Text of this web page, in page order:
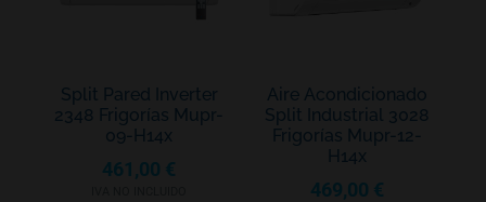
Split Pared Inverter
2348 Frigorías Mupr-
09-H14x
461,00 €
Aire Acondicionado
Split Industrial 3028
Frigorías Mupr-12-
H14x
469,00 €